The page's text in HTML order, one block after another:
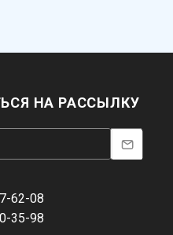
НА РАССЫЛКУ
62-08
35-98